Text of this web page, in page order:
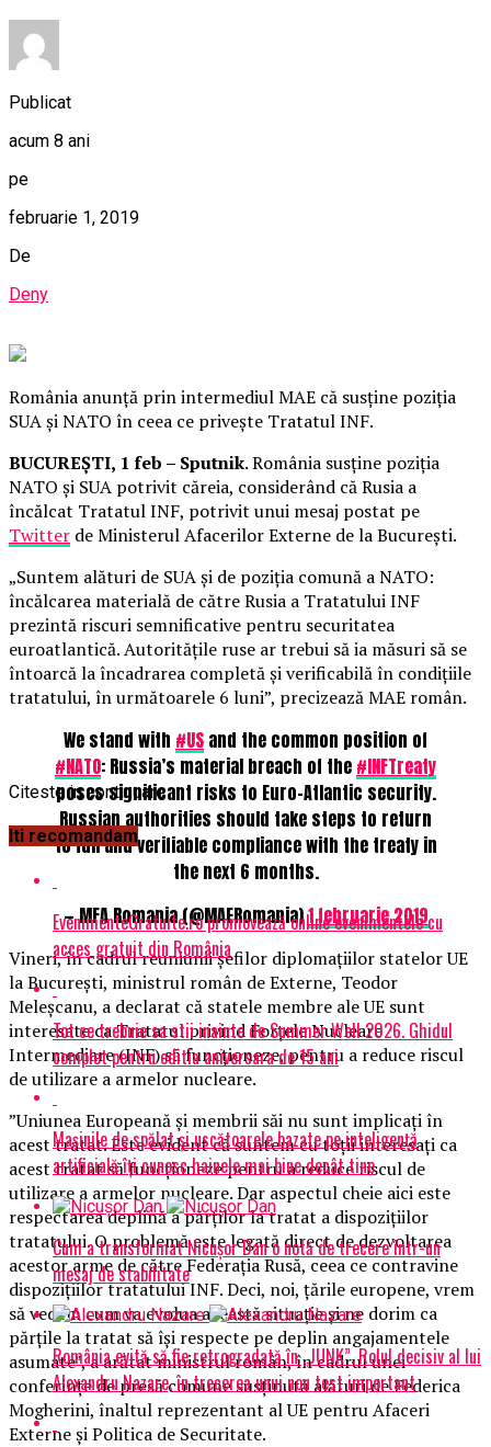
Publicat
acum 8 ani
pe
februarie 1, 2019
De
Deny
România anunță prin intermediul MAE că susține poziția
SUA și NATO în ceea ce privește Tratatul INF.
BUCUREȘTI, 1 feb – Sputnik. România susține poziția
NATO și SUA potrivit căreia, considerând că Rusia a
încălcat Tratatul INF, potrivit unui mesaj postat pe
Twitter de Ministerul Afacerilor Externe de la București.
„Suntem alături de SUA şi de poziţia comună a NATO:
încălcarea materială de către Rusia a Tratatului INF
prezintă riscuri semnificative pentru securitatea
euroatlantică. Autorităţile ruse ar trebui să ia măsuri să se
întoarcă la încadrarea completă şi verificabilă în condiţiile
tratatului, în următoarele 6 luni”, precizează MAE român.
We stand with #US and the common position of
#NATO: Russia’s material breach of the #INFTreaty
poses significant risks to Euro-Atlantic security.
Russian authorities should take steps to return
to full and verifiable compliance with the treaty in
the next 6 months.
— MFA Romania (@MAERomania)1 februarie 2019
Vineri, în cadrul reuniunii șefilor diplomațiilor statelor UE
la București, ministrul român de Externe, Teodor
Meleşcanu, a declarat că statele membre ale UE sunt
interesate ca Tratatul privind Forţele Nucleare
Intermediare (INF) să funcţioneze, pentru a reduce riscul
de utilizare a armelor nucleare.
​”Uniunea Europeană şi membrii săi nu sunt implicaţi în
acest tratat. Este evident că suntem cu toţii interesaţi ca
acest tratat să funcţioneze pentru a reduce riscul de
utilizare a armelor nucleare. Dar aspectul cheie aici este
respectarea deplină a părţilor la tratat a dispoziţiilor
tratatului. O problemă este legată direct de dezvoltarea
acestor arme de către Federaţia Rusă, ceea ce contravine
dispoziţiilor tratatului INF. Deci, noi, ţările europene, vrem
să vedem cum va evolua această situaţie şi ne dorim ca
părţile la tratat să îşi respecte pe deplin angajamentele
asumate”, a arătat ministrul român, în cadrul unei
conferinţe de presă comune susţinută alături de Federica
Mogherini, înaltul reprezentant al UE pentru Afaceri
Externe şi Politica de Securitate.
Citeste in continuare
Iti recomandam
EvenimenteGratuite.ro promovează online evenimentele cu
acces gratuit din România
Tot ce trebuie sa stii inainte de Summer Well 2026. Ghidul
complet pentru editia aniversara de 15 ani
Mașinile de spălat și uscătoarele bazate pe inteligență
artificială îți cunosc hainele mai bine decât tine
Cum a transformat Nicușor Dan o notă de trecere într-un
mesaj de stabilitate
România evită să fie retrogradată în „JUNK”. Rolul decisiv al lui
Alexandru Nazare, în trecerea unui nou test important